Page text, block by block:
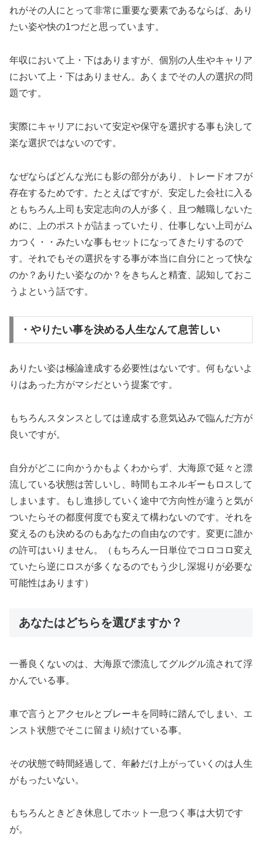
れがその人にとって非常に重要な要素であるならば、あり
たい姿や快の1つだと思っています。
年収において上・下はありますが、個別の人生やキャリア
において上・下はありません。あくまでその人の選択の問
題です。
実際にキャリアにおいて安定や保守を選択する事も決して
楽な選択ではないのです。
なぜならばどんな光にも影の部分があり、トレードオフが
存在するためです。たとえばですが、安定した会社に入る
ともちろん上司も安定志向の人が多く、且つ離職しないた
めに、上のポストが詰まっていたり、仕事しない上司がム
カつく・・みたいな事もセットになってきたりするので
す。それでもその選択をする事が本当に自分にとって快な
のか？ありたい姿なのか？をきちんと精査、認知しておこ
うよという話です。
・やりたい事を決める人生なんて息苦しい
ありたい姿は極論達成する必要性はないです。何もないよ
りはあった方がマシだという提案です。
もちろんスタンスとしては達成する意気込みで臨んだ方が
良いですが。
自分がどこに向かうかもよくわからず、大海原で延々と漂
流している状態は苦しいし、時間もエネルギーもロスして
しまいます。もし進捗していく途中で方向性が違うと気が
ついたらその都度何度でも変えて構わないのです。それを
変えるのも決めるのもあなたの自由なのです。変更に誰か
の許可はいりません。（もちろん一日単位でコロコロ変え
ていたら逆にロスが多くなるのでもう少し深堀りが必要な
可能性はあります）
あなたはどちらを選びますか？
一番良くないのは、大海原で漂流してグルグル流されて浮
かんでいる事。
車で言うとアクセルとブレーキを同時に踏んでしまい、エ
ンスト状態でそこに留まり続けている事。
その状態で時間経過して、年齢だけ上がっていくのは人生
がもったいない。
もちろんときどき休息してホット一息つく事は大切です
が。